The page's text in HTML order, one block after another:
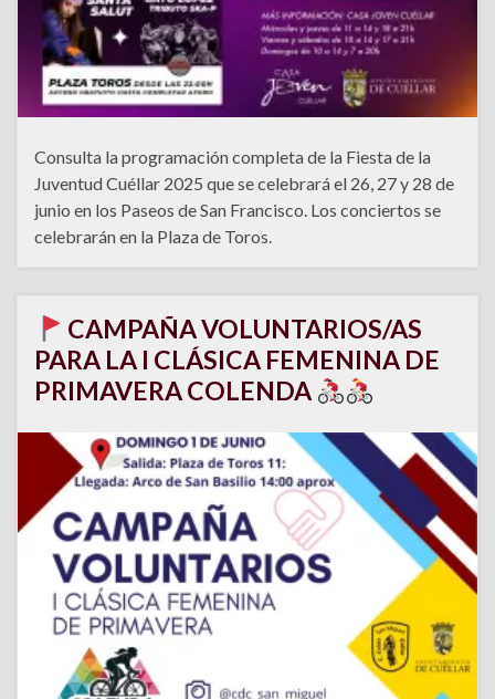
Consulta la programación completa de la Fiesta de la
Juventud Cuéllar 2025 que se celebrará el 26, 27 y 28 de
junio en los Paseos de San Francisco. Los conciertos se
celebrarán en la Plaza de Toros.
CAMPAÑA VOLUNTARIOS/AS
PARA LA I CLÁSICA FEMENINA DE
PRIMAVERA COLENDA